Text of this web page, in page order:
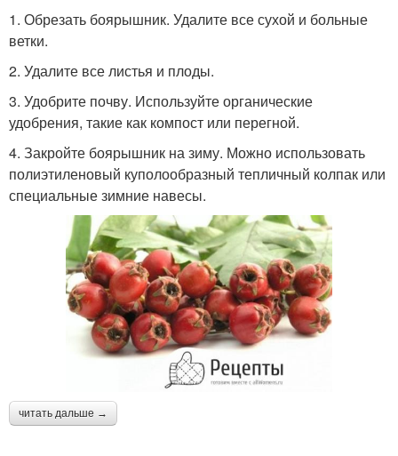
1. Обрезать боярышник. Удалите все сухой и больные
ветки.
2. Удалите все листья и плоды.
3. Удобрите почву. Используйте органические
удобрения, такие как компост или перегной.
4. Закройте боярышник на зиму. Можно использовать
полиэтиленовый куполообразный тепличный колпак или
специальные зимние навесы.
читать дальше →